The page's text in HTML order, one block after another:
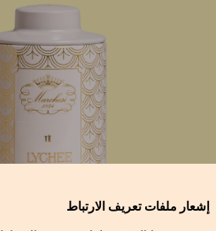
إشعار ملفات تعريف الارتباط